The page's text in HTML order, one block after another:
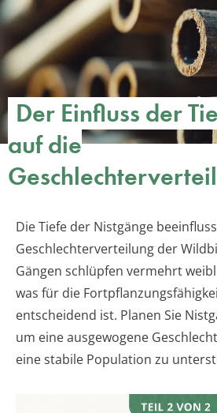
Der Einfluss der
auf die
Die Tiefe der Nistgänge
Geschlechterverteilung der
Gängen schlüpfen vermehrt
was für die
entscheidend ist. Planen Sie
um eine ausgewogene
eine stabile Population zu